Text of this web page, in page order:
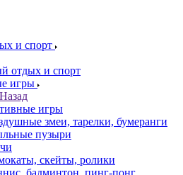
и спорт
отдых и спорт
игры
Назад
игры
змеи, тарелки, бумеранги
пузыри
скейты, ролики
бадминтон, пинг-понг